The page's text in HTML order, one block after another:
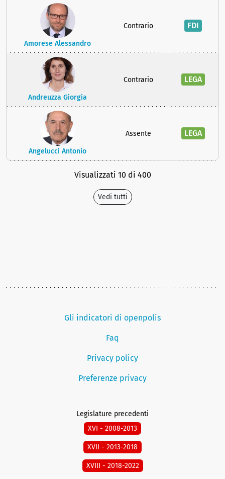
Amorese Alessandro
Contrario FDI
Andreuzza Giorgia
Contrario LEGA
Angelucci Antonio
Assente LEGA
Visualizzati 10 di 400
Vedi tutti
Gli indicatori di openpolis
Faq
Privacy policy
Preferenze privacy
Legislature precedenti
XVI - 2008-2013
XVII - 2013-2018
XVIII - 2018-2022